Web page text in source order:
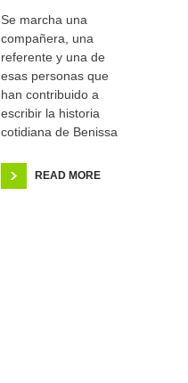
Se marcha una
compañera, una
referente y una de
esas personas que
han contribuido a
escribir la historia
cotidiana de Benissa
READ MORE